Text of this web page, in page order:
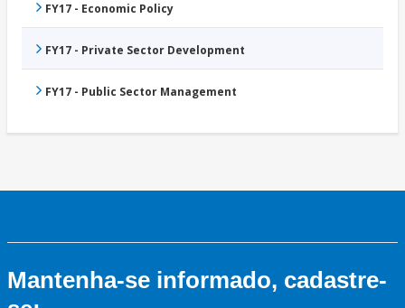
FY17 - Economic Policy
FY17 - Private Sector Development
FY17 - Public Sector Management
Mantenha-se informado, cadastre-